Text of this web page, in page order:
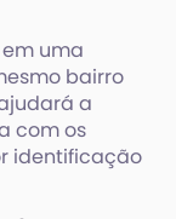
uma
bairro
a
com os
identificação